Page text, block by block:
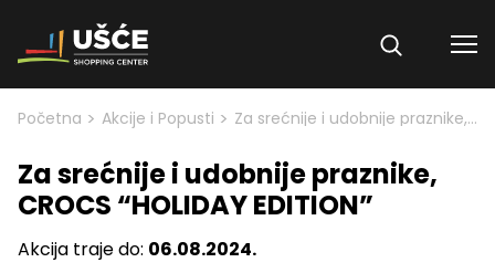
Skip to content
Početna > Akcije i Popusti > Za srećnije i udobnije praznike, CROCS “HOLIDAY EDITION”
Za srećnije i udobnije praznike,
CROCS “HOLIDAY EDITION”
Akcija traje do: 06.08.2024.